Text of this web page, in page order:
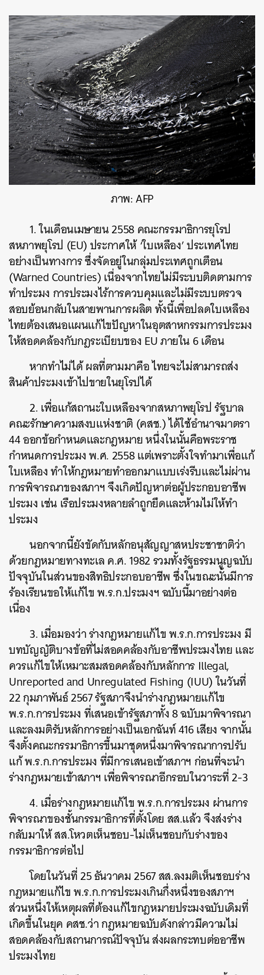
ภาพ: AFP
1. ในเดือนเมษายน 2558 คณะกรรมาธิการยุโรป
สหภาพยุโรป (EU) ประกาศให้ ‘ใบเหลือง’ ประเทศไทย
อย่างเป็นทางการ ซึ่งจัดอยู่ในกลุ่มประเทศถูกเตือน
(Warned Countries) เนื่องจากไทยไม่มีระบบติดตามการ
ทำประมง การประมงไร้การควบคุมและไม่มีระบบตรวจ
สอบย้อนกลับในสายพานการผลิต ทั้งนี้เพื่อปลดใบเหลือง
ไทยต้องเสนอแผนแก้ไขปัญหาในอุตสาหกรรมการประมง
ให้สอดคล้องกับกฎระเบียบของ EU ภายใน 6 เดือน
หากทำไม่ได้ ผลที่ตามมาคือ ไทยจะไม่สามารถส่ง
สินค้าประมงเข้าไปขายในยุโรปได้
2. เพื่อแก้สถานะใบเหลืองจากสหภาพยุโรป รัฐบาล
คณะรักษาความสงบแห่งชาติ (คสช.) ได้ใช้อำนาจมาตรา
44 ออกข้อกำหนดและกฎหมาย หนึ่งในนั้นคือพระราช
กำหนดการประมง พ.ศ. 2558 แต่เพราะตั้งใจทำมาเพื่อแก้
ใบเหลือง ทำให้กฎหมายทำออกมาแบบเร่งรีบและไม่ผ่าน
การพิจารณาของสภาฯ จึงเกิดปัญหาต่อผู้ประกอบอาชีพ
ประมง เช่น เรือประมงหลายลำถูกยึดและห้ามไม่ให้ทำ
ประมง
นอกจากนี้ยังขัดกับหลักอนุสัญญาสหประชาชาติว่า
ด้วยกฎหมายทางทะเล ค.ศ. 1982 รวมทั้งรัฐธรรมนูญฉบับ
ปัจจุบันในส่วนของสิทธิประกอบอาชีพ ซึ่งในขณะนั้นมีการ
ร้องเรียนขอให้แก้ไข พ.ร.ก.ประมงฯ ฉบับนี้มาอย่างต่อ
เนื่อง
3. เมื่อมองว่า ร่างกฎหมายแก้ไข พ.ร.ก.การประมง มี
บทบัญญัติบางข้อที่ไม่สอดคล้องกับอาชีพประมงไทย และ
ควรแก้ไขให้เหมาะสมสอดคล้องกับหลักการ Illegal,
Unreported and Unregulated Fishing (IUU)ในวันที่
22 กุมภาพันธ์ 2567 รัฐสภาจึงนำร่างกฎหมายแก้ไข
พ.ร.ก.การประมง ที่เสนอเข้ารัฐสภาทั้ง 8 ฉบับมาพิจารณา
และลงมติรับหลักการอย่างเป็นเอกฉันท์ 416 เสียง จากนั้น
จึงตั้งคณะกรรมาธิการขึ้นมาชุดหนึ่งมาพิจารณาการปรับ
แก้ พ.ร.ก.การประมง ที่มีการเสนอเข้าสภาฯ ก่อนที่จะนำ
ร่างกฎหมายเข้าสภาฯ เพื่อพิจารณาอีกรอบในวาระที่ 2-3
4. เมื่อร่างกฎหมายแก้ไข พ.ร.ก.การประมง ผ่านการ
พิจารณาของชั้นกรรมาธิการที่ตั้งโดย สส.แล้ว จึงส่งร่าง
กลับมาให้ สส.โหวตเห็นชอบ-ไม่เห็นชอบกับร่างของ
กรรมาธิการต่อไป
โดยในวันที่ 25 ธันวาคม 2567 สส.ลงมติเห็นชอบร่าง
กฎหมายแก้ไข พ.ร.ก.การประมงเกินกึ่งหนึ่งของสภาฯ
ส่วนหนึ่งให้เหตุผลที่ต้องแก้ไขกฎหมายประมงฉบับเดิมที่
เกิดขึ้นในยุค คสช.ว่า กฎหมายฉบับดังกล่าวมีความไม่
สอดคล้องกับสถานการณ์ปัจจุบัน ส่งผลกระทบต่ออาชีพ
ประมงไทย